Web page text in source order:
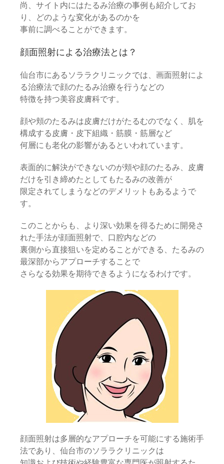
尚、サイト内にはたるみ治療の事例も紹介してお
り、どのような変化があるのかを
事前に調べることができます。
顔面照射による治療法とは？
仙台市にあるソララクリニックでは、画面照射によ
る治療法で顔のたるみ治療を行うなどの
特徴を持つ美容皮膚科です。
顔や頬のたるみは皮膚だけがたるむのでなく、肌を
構成する皮膚・皮下組織・筋膜・筋層など
何層にも老化の影響があるといわれています。
表面的に解決ができないのが頬や顔のたるみ、皮膚
だけを引き締めたとしてもたるみの改善が
限定されてしまうなどのデメリットもあるようで
す。
このことからも、より深い効果を得るために開発さ
れた手法が顔面照射で、口腔内などの
裏側から直接狙いを定めることができる、たるみの
最深部からアプローチすることで
さらなる効果を期待できるようになるわけです。
顔面照射は多層的なアプローチを可能にする施術手
法であり、仙台市のソララクリニックは